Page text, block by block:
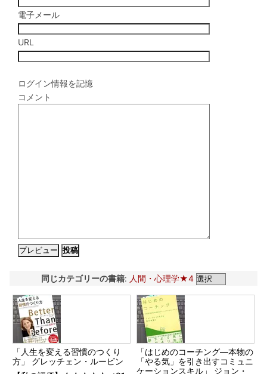
電子メール
URL
ログイン情報を記憶
コメント
同じカテゴリーの書籍: 人間・心理学★4
「人生を変える習慣のつくり
方」 グレッチェン・ルービン
「はじめのコーチング―本物の
「やる気」を引き出すコミュニ
ケーションスキル」 ジョン・